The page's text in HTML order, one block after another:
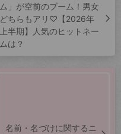
ム」が空前のブーム！男女
どちらもアリ♡【2026年
上半期】人気のヒットネー
ムは？
名前・名づけに関するニ